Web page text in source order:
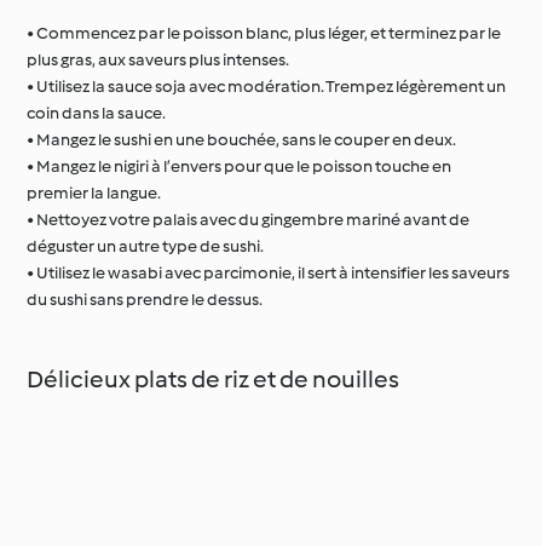
• Commencez par le poisson blanc, plus léger, et terminez par le
plus gras, aux saveurs plus intenses.
• Utilisez la sauce soja avec modération. Trempez légèrement un
coin dans la sauce.
• Mangez le sushi en une bouchée, sans le couper en deux.
• Mangez le nigiri à l’envers pour que le poisson touche en
premier la langue.
• Nettoyez votre palais avec du gingembre mariné avant de
déguster un autre type de sushi.
• Utilisez le wasabi avec parcimonie, il sert à intensifier les saveurs
du sushi sans prendre le dessus.
Délicieux plats de riz et de nouilles